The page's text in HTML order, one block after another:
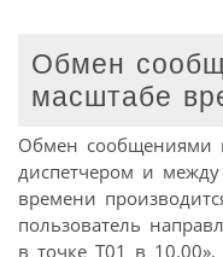
Обмен
масштабе
Обмен сообщениями
диспетчером и
времени
пользователь
в точке Т01 в